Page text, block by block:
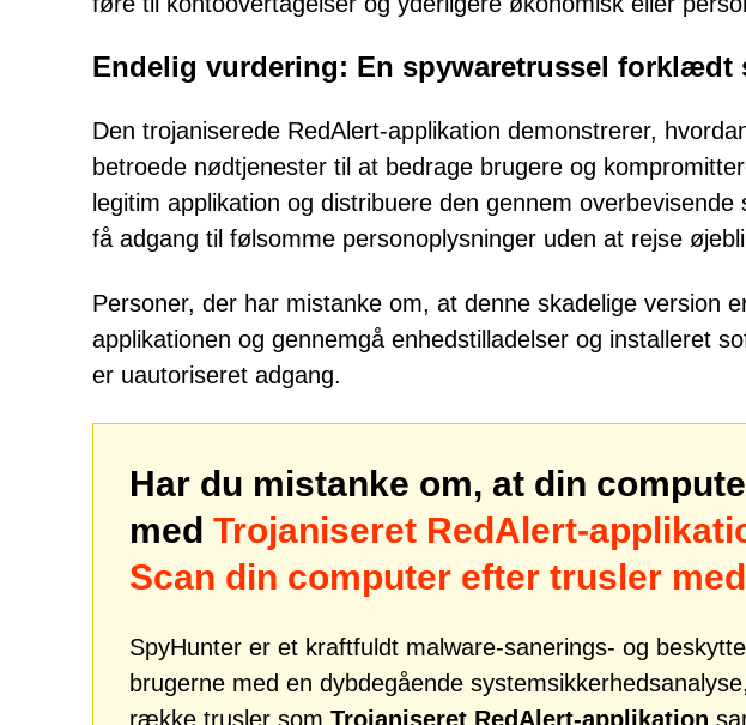
Endelig vurdering: En spywaretrussel
Den trojaniserede RedAlert-applikation demonstrerer,
betroede nødtjenester til at bedrage brugere og
legitim applikation og distribuere den gennem
få adgang til følsomme personoplysninger uden at rejse
Personer, der har mistanke om, at denne skadelige version
applikationen og gennemgå enhedstilladelser og installeret
er uautoriseret adgang.
Har du mistanke om, at din
med Trojaniseret RedAlert-
Scan din computer efter trusler
SpyHunter er et kraftfuldt malware-sanerings- og
brugerne med en dybdegående
række trusler som Trojaniseret RedAlert-applikation